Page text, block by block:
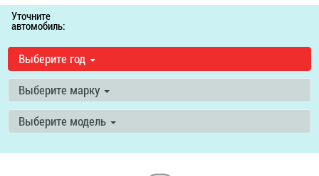
Уточните
автомобиль:
Выберите год
Выберите марку
Выберите модель